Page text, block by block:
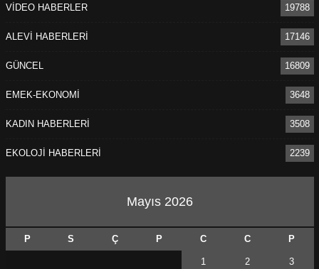
VİDEO HABERLER 19788
ALEVİ HABERLERİ 17146
GÜNCEL 16809
EMEK-EKONOMİ 3648
KADIN HABERLERİ 3508
EKOLOJİ HABERLERİ 2239
Mayıs 2026
P S Ç P C C P
1 2 3